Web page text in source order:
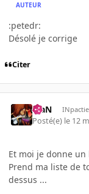
AUTEUR
:petedr:
Désolé je corrige
Citer
KiaN
Posté(e) le 12
Et moi je donne
Prend ma liste de
dessus ...